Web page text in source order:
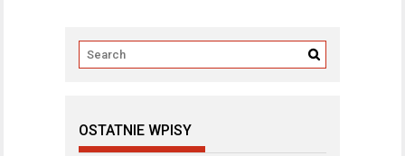
OSTATNIE WPISY